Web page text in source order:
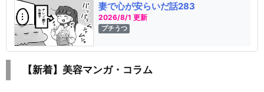
妻で心が安らいだ話283
2026/8/1 更新
プチうつ
【新着】美容マンガ・コラム